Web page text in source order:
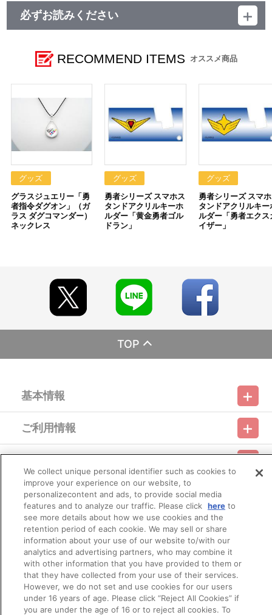
必ずお読みください
■注文受付期間：2022年12月12日（月）12:00～
【商品の取り扱い】
・サンライズストア（https://p-bandai.jp/sunrise-store/）
・A-on STORE（https://a-onstore.jp/）
※イベント会場・催事会場や海外等で販売する場合がありま
※詳細は公式サイト等でご案内致します。
【ご注意（必ずお読みください）】
■商品について
※本商品は準備数に限りがございます。準備数に達した場合、
早期にご注文の受付を終了させていただくことがございます。
※商品画像はイメージです。実際の商品仕様が異なる場合がご
ざいます。あらかじめご了承ください。
※すでにご注文しているかのご確認には、「マイページ」
→「ご注文履歴」にてご確認いただけます。
■ご注文・お支払いについて
※メール受信設定を行っているお客様につきましては、必ず
[@bnfw.co.jp]のドメイン指定受信の設定をお願いいたします。
(受信許可の設定を行わないとメールが「迷惑メールフォル
※決済方法「カード決済」を選択時は、2023年2月15日（水）
ただし、早期に商品の準備数に達した場合は、同締切日より
ください。
※決済方法「コンビニ決済」を選択時は、2023年2月10日
（金）以降メールにてご案内させていただきます。
お支払期日までに購入・決済手続きが行われなかった場合
は、キャンセル扱いとして手続きを致します。
いかなる理由でも、決済期間の延長は対応出来かねます。
なお、2023年2月11日（土）以降は、以下の手順でもご確認
いただけます。
（１）A-on STOREにアクセスし、ログインします。
（２）「マイページ」の「ご注文履歴」を開きます。
（３）対象のご注文番号をクリック。
（４）「配送情報」内「決済方法」の「お支払い手続きはこ
ちら」から確認します。
RECOMMEND ITEMS オススメ商品
グッズ
グラスジュエリー「勇
者指令ダグオン」（ガ
ラス ダグコマンダー）
ネックレス
グッズ
勇者シリーズ スマホス
タンドアクリルキーホ
ルダー「黄金勇者ゴル
ドラン」
グッズ
勇者シリーズ スマ
タンドアクリルキー
ルダー「勇者エクス
イザー」
TOP
基本情報
利用規約 特定商取引法に基づく表示
プライバシーオプション 会社概要
ご利用情報
Do Not Sell or Share My Personal Information
ログイン 会員規約 新規会員登録
その他のご案内
We collect unique personal identifier such as cookies to
improve your experience on our website, to
personalizecontent and ads, to provide social media
features and to analyze our traffic. Please click hereto
see more details about how we use cookies and the
retention period of each cookie. We may sell or share
information about your use of our website to/with our
analytics and advertising partners, who may combine it
with other information that you have provided to them or
that they have collected from your use of their services.
However, we do not set and use cookies for our users
under 16 years of age. Please click “Reject All Cookies” if
you are under the age of 16 or to reject all cookies. To